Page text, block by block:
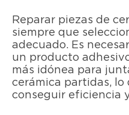
Reparar piezas de
siempre que
adecuado. Es
un producto
más idónea para
cerámica partidas,
conseguir eficiencia